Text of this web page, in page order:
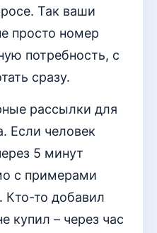
Так ваши
просто номер
потребность, с
сразу.
рассылки для
Если человек
5 минут
с примерами
Кто-то добавил
купил – через час